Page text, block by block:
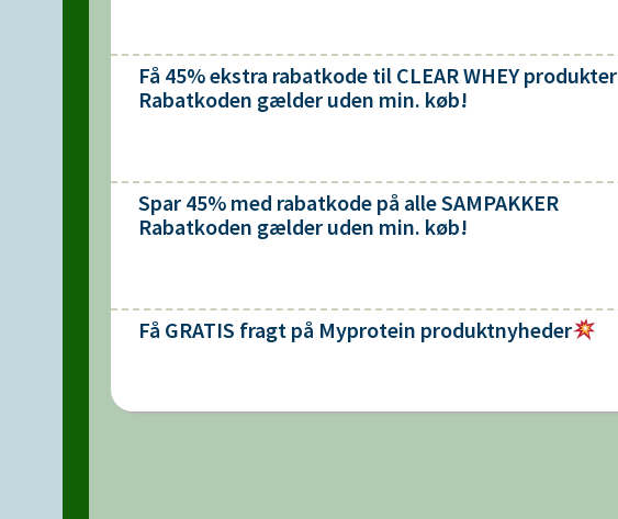
Få 45% ekstra rabatkode til CLEAR WHEY produkter
Rabatkoden gælder uden min. køb!
Spar 45% med rabatkode på alle SAMPAKKER
Rabatkoden gælder uden min. køb!
Få GRATIS fragt på Myprotein produktnyheder